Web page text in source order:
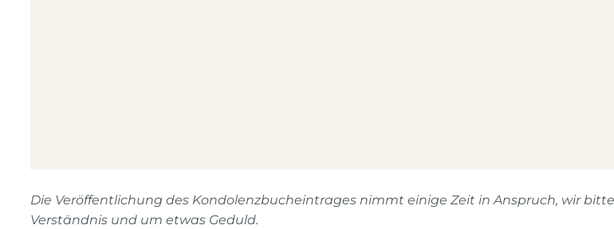
Die Veröffentlichung des Kondolenzbucheintrages nimmt einige Zeit in Anspruch, wir
Verständnis und um etwas Geduld.